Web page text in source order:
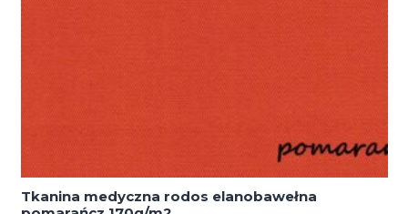
Tkanina medyczna rodos elanobawełna